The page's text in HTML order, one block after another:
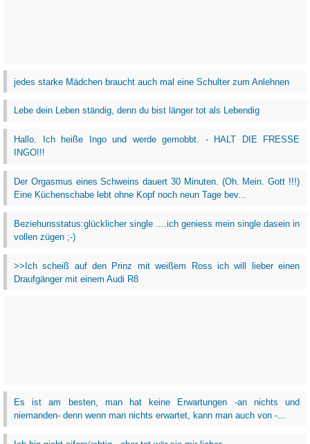
jedes starke Mädchen braucht auch mal eine Schulter zum Anlehnen
Lebe dein Leben ständig, denn du bist länger tot als Lebendig
Hallo. Ich heiße Ingo und werde gemobbt. - HALT DIE FRESSE
INGO!!!
Der Orgasmus eines Schweins dauert 30 Minuten. (Oh. Mein. Gott !!!)
Eine Küchenschabe lebt ohne Kopf noch neun Tage bev...
Beziehunsstatus:glücklicher single ....ich geniess mein single dasein in
vollen zügen ;-)
>>Ich scheiß auf den Prinz mit weißem Ross ich will lieber einen
Draufgänger mit einem Audi R8
Es ist am besten, man hat keine Erwartungen -an nichts und
niemanden- denn wenn man nichts erwartet, kann man auch von -...